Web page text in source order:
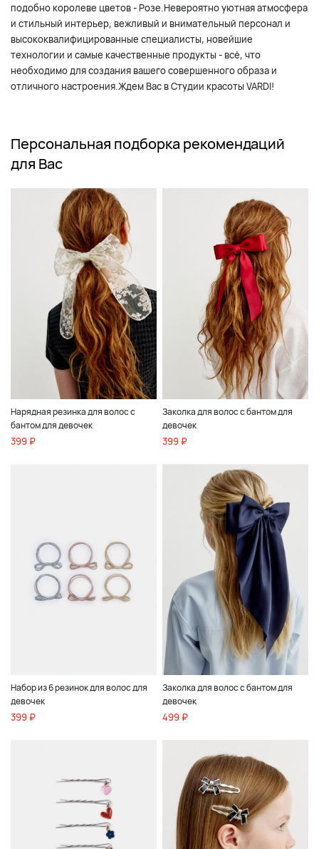
подобно королеве цветов - Розе.Невероятно уютная атмосфера
и стильный интерьер, вежливый и внимательный персонал и
высококвалифицированные специалисты, новейшие
технологии и самые качественные продукты - всё, что
необходимо для создания вашего совершенного образа и
отличного настроения.Ждем Вас в Студии красоты VARDI!
Персональная подборка рекомендаций
для Вас
Нарядная резинка для волос с
бантом для девочек
399 ₽
Заколка для волос с бантом для
девочек
399 ₽
Набор из 6 резинок для волос для
девочек
399 ₽
Заколка для волос с бантом для
девочек
499 ₽